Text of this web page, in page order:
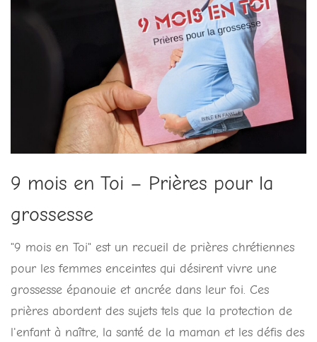
9 mois en Toi – Prières pour la
grossesse
"9 mois en Toi" est un recueil de prières chrétiennes
pour les femmes enceintes qui désirent vivre une
grossesse épanouie et ancrée dans leur foi. Ces
prières abordent des sujets tels que la protection de
l'enfant à naître, la santé de la maman et les défis des